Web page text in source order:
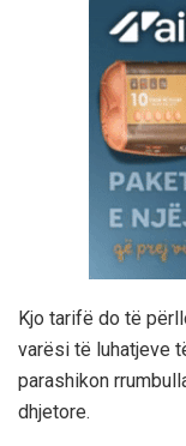
Kjo tarifë do të
varësi të luhatjeve
parashikon
dhjetore.